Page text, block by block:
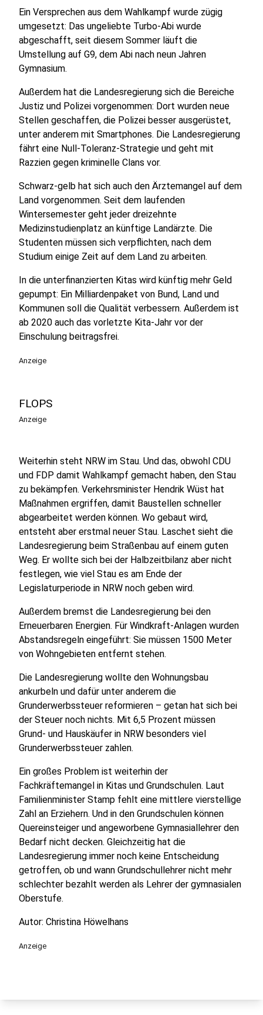
Ein Versprechen aus dem Wahlkampf wurde zügig
umgesetzt: Das ungeliebte Turbo-Abi wurde
abgeschafft, seit diesem Sommer läuft die
Umstellung auf G9, dem Abi nach neun Jahren
Gymnasium.
Außerdem hat die Landesregierung sich die Bereiche
Justiz und Polizei vorgenommen: Dort wurden neue
Stellen geschaffen, die Polizei besser ausgerüstet,
unter anderem mit Smartphones. Die Landesregierung
fährt eine Null-Toleranz-Strategie und geht mit
Razzien gegen kriminelle Clans vor.
Schwarz-gelb hat sich auch den Ärztemangel auf dem
Land vorgenommen. Seit dem laufenden
Wintersemester geht jeder dreizehnte
Medizinstudienplatz an künftige Landärzte. Die
Studenten müssen sich verpflichten, nach dem
Studium einige Zeit auf dem Land zu arbeiten.
In die unterfinanzierten Kitas wird künftig mehr Geld
gepumpt: Ein Milliardenpaket von Bund, Land und
Kommunen soll die Qualität verbessern. Außerdem ist
ab 2020 auch das vorletzte Kita-Jahr vor der
Einschulung beitragsfrei.
Anzeige
FLOPS
Anzeige
Weiterhin steht NRW im Stau. Und das, obwohl CDU
und FDP damit Wahlkampf gemacht haben, den Stau
zu bekämpfen. Verkehrsminister Hendrik Wüst hat
Maßnahmen ergriffen, damit Baustellen schneller
abgearbeitet werden können. Wo gebaut wird,
entsteht aber erstmal neuer Stau. Laschet sieht die
Landesregierung beim Straßenbau auf einem guten
Weg. Er wollte sich bei der Halbzeitbilanz aber nicht
festlegen, wie viel Stau es am Ende der
Legislaturperiode in NRW noch geben wird.
Außerdem bremst die Landesregierung bei den
Erneuerbaren Energien. Für Windkraft-Anlagen wurden
Abstandsregeln eingeführt: Sie müssen 1500 Meter
von Wohngebieten entfernt stehen.
Die Landesregierung wollte den Wohnungsbau
ankurbeln und dafür unter anderem die
Grunderwerbssteuer reformieren – getan hat sich bei
der Steuer noch nichts. Mit 6,5 Prozent müssen
Grund- und Hauskäufer in NRW besonders viel
Grunderwerbssteuer zahlen.
Ein großes Problem ist weiterhin der
Fachkräftemangel in Kitas und Grundschulen. Laut
Familienminister Stamp fehlt eine mittlere vierstellige
Zahl an Erziehern. Und in den Grundschulen können
Quereinsteiger und angeworbene Gymnasiallehrer den
Bedarf nicht decken. Gleichzeitig hat die
Landesregierung immer noch keine Entscheidung
getroffen, ob und wann Grundschullehrer nicht mehr
schlechter bezahlt werden als Lehrer der gymnasialen
Oberstufe.
Autor: Christina Höwelhans
Anzeige